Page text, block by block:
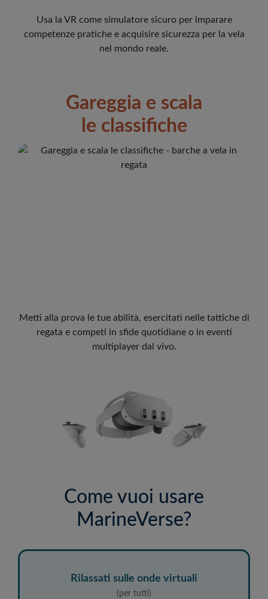
Usa la VR come simulatore sicuro per imparare
competenze pratiche e acquisire sicurezza per la vela
nel mondo reale.
Gareggia e scala
le classifiche
Metti alla prova le tue abilità, esercitati nelle tattiche di
regata e competi in sfide quotidiane o in eventi
multiplayer dal vivo.
Come vuoi usare
MarineVerse?
Rilassati sulle onde virtuali
(per tutti)